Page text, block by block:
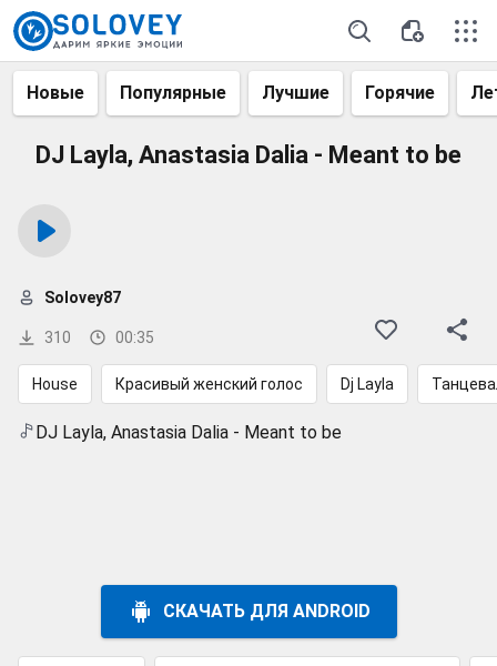
Новые Популярные Лучшие Горячие
DJ Layla, Anastasia Dalia - Meant to be
310 00:35
Solovey87
House Красивый женский голос Dj Layla
DJ Layla, Anastasia Dalia - Meant to be
СКАЧАТЬ ДЛЯ ANDROID